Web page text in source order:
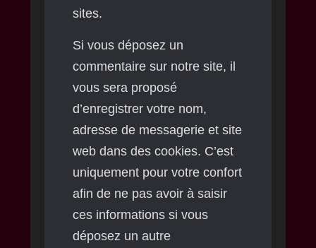
sites.
Si vous déposez un
commentaire sur notre site, il
vous sera proposé
d’enregistrer votre nom,
adresse de messagerie et site
web dans des cookies. C’est
uniquement pour votre confort
afin de ne pas avoir à saisir
ces informations si vous
déposez un autre